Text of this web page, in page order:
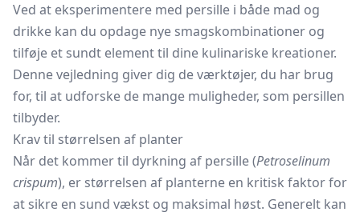
Ved at eksperimentere med persille i både mad og
drikke kan du opdage nye smagskombinationer og
tilføje et sundt element til dine kulinariske kreationer.
Denne vejledning giver dig de værktøjer, du har brug
for, til at udforske de mange muligheder, som persillen
tilbyder.
Krav til størrelsen af planter
Når det kommer til dyrkning af persille (Petroselinum
crispum), er størrelsen af planterne en kritisk faktor for
at sikre en sund vækst og maksimal høst. Generelt kan